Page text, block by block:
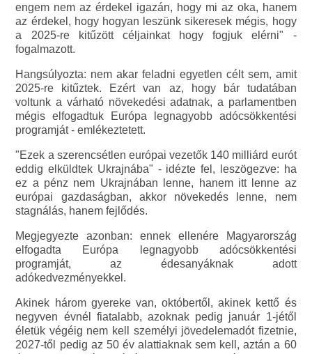
engem nem az érdekel igazán, hogy mi az oka, hanem
az érdekel, hogy hogyan leszünk sikeresek mégis, hogy
a 2025-re kitűzött céljainkat hogy fogjuk elérni" -
fogalmazott.
Hangsúlyozta: nem akar feladni egyetlen célt sem, amit
2025-re kitűztek. Ezért van az, hogy bár tudatában
voltunk a várható növekedési adatnak, a parlamentben
mégis elfogadtuk Európa legnagyobb adócsökkentési
programját - emlékeztetett.
"Ezek a szerencsétlen európai vezetők 140 milliárd eurót
eddig elküldtek Ukrajnába" - idézte fel, leszögezve: ha
ez a pénz nem Ukrajnában lenne, hanem itt lenne az
európai gazdaságban, akkor növekedés lenne, nem
stagnálás, hanem fejlődés.
Megjegyezte azonban: ennek ellenére Magyarország
elfogadta Európa legnagyobb adócsökkentési
programját, az édesanyáknak adott
adókedvezményekkel.
Akinek három gyereke van, októbertől, akinek kettő és
negyven évnél fiatalabb, azoknak pedig január 1-jétől
életük végéig nem kell személyi jövedelemadót fizetnie,
2027-től pedig az 50 év alattiaknak sem kell, aztán a 60